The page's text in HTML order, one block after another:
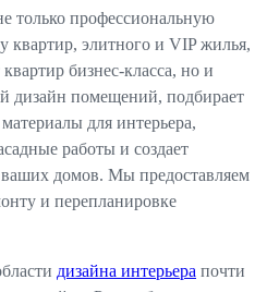
только профессиональную
квартир, элитного и VIP жилья,
бизнес-класса, но и
дизайн помещений, подбирает
для интерьера,
работы и создает
ваших домов. Мы предоставляем
и перепланировке
дизайна интерьера почти